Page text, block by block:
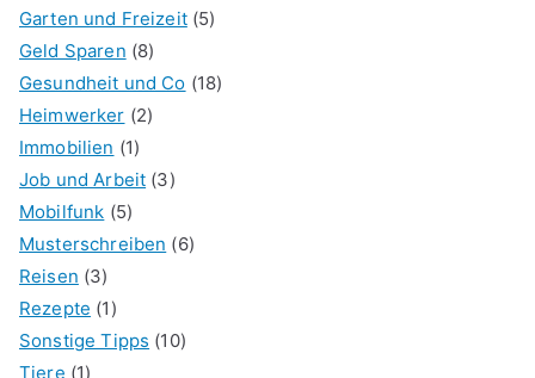
Garten und Freizeit(5)
Geld Sparen (8)
Gesundheit und Co (18)
Heimwerker (2)
Immobilien (1)
Job und Arbeit (3)
Mobilfunk (5)
Musterschreiben (6)
Reisen (3)
Rezepte (1)
Sonstige Tipps (10)
Tiere (1)